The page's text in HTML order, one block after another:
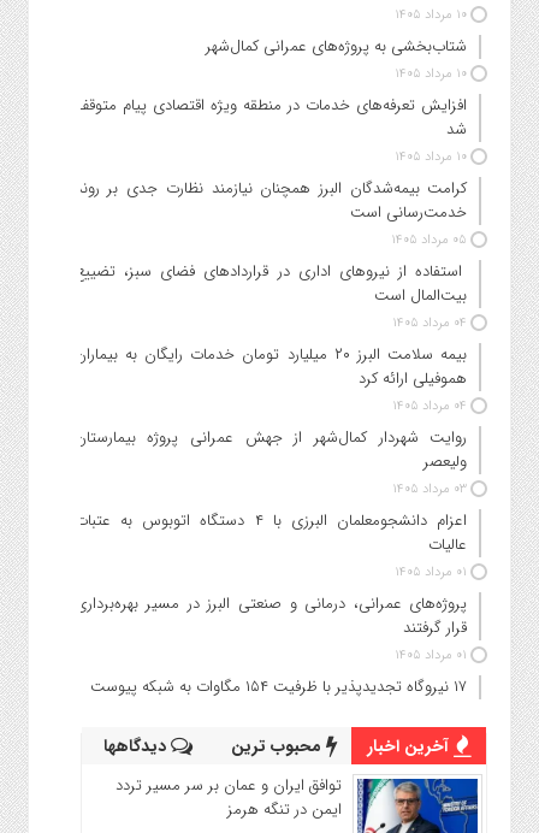
۱۰ مرداد ۱۴۰۵
شتاب‌بخشی به پروژه‌های عمرانی کمال‌شهر
۱۰ مرداد ۱۴۰۵
افزایش تعرفه‌های خدمات در منطقه ویژه اقتصادی پیام متوقف
شد
۱۰ مرداد ۱۴۰۵
کرامت بیمه‌شدگان البرز همچنان نیازمند نظارت جدی بر روند
خدمت‌رسانی است
۰۵ مرداد ۱۴۰۵
استفاده از نیروهای اداری در قراردادهای فضای سبز، تضییع
بیت‌المال است
۰۴ مرداد ۱۴۰۵
بیمه سلامت البرز ۲۰ میلیارد تومان خدمات رایگان به بیماران
هموفیلی ارائه کرد
۰۴ مرداد ۱۴۰۵
روایت شهردار کمال‌شهر از جهش عمرانی پروژه بیمارستان
ولیعصر
۰۳ مرداد ۱۴۰۵
اعزام دانشجو‌معلمان البرزی با ۴ دستگاه اتوبوس به عتبات
عالیات
۰۱ مرداد ۱۴۰۵
پروژه‌های عمرانی، درمانی و صنعتی البرز در مسیر بهره‌برداری
قرار گرفتند
۰۱ مرداد ۱۴۰۵
۱۷ نیروگاه تجدیدپذیر با ظرفیت ۱۵۴ مگاوات به شبکه پیوست
آخرین اخبار محبوب ترین دیدگاهها
توافق ایران و عمان بر سر مسیر تردد
ایمن در تنگه هرمز